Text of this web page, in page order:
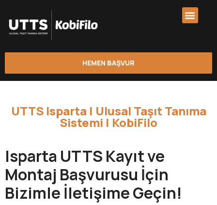
HEMEN BAŞVUR
UTTS Isparta | Ulusal Taşıt Tanıma
Sistemi | KobiFilo
Isparta UTTS Kayıt ve
Montaj Başvurusu İçin
Bizimle İletişime Geçin!